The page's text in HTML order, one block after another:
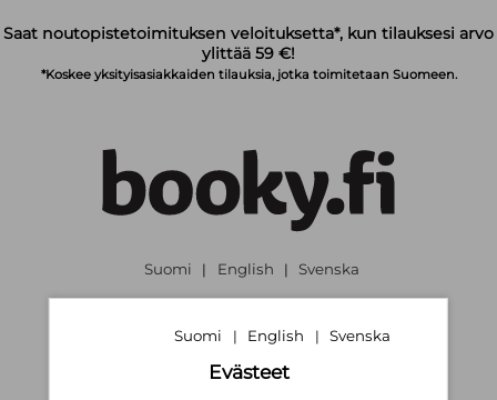
Saat noutopistetoimituksen veloituksetta*, kun tilauksesi arvo
ylittää 59 €!
*Koskee yksityisasiakkaiden tilauksia, jotka toimitetaan Suomeen.
Suomi | English | Svenska
Suomi | English | Svenska
Evästeet